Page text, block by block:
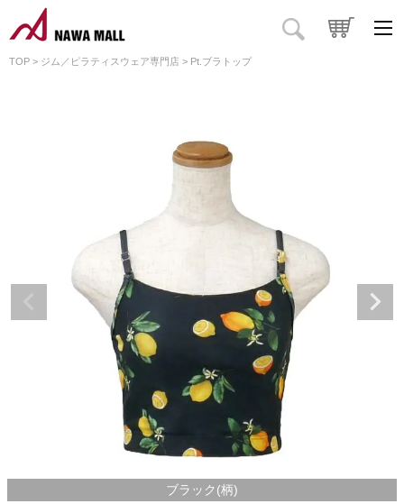
TOP ジム／ピラティスウェア専門店 Pt.ブラトップ
ブラック(柄)